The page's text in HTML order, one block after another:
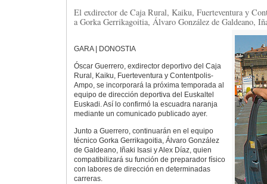
El exdirector de Caja Rural, Kaiku, Fuerteventura y
a Gorka Gerrikagoitia, Álvaro González de Galdeano,
GARA | DONOSTIA
Óscar Guerrero, exdirector deportivo del Caja
Rural, Kaiku, Fuerteventura y Contentpolis-
Ampo, se incorporará la próxima temporada al
equipo de dirección deportiva del Euskaltel
Euskadi. Así lo confirmó la escuadra naranja
mediante un comunicado publicado ayer.
Junto a Guerrero, continuarán en el equipo
técnico Gorka Gerrikagoitia, Álvaro González
de Galdeano, Iñaki Isasi y Alex Díaz, quien
compatibilizará su función de preparador físico
con labores de dirección en determinadas
carreras.